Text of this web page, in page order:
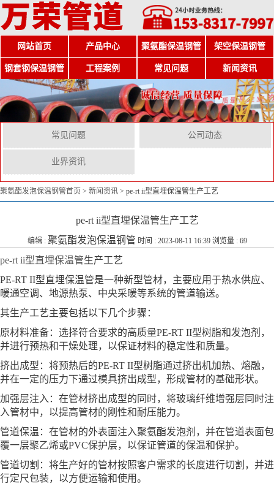
网站首页 产品中心 聚氨酯保温钢管 架空保温钢管
钢套钢保温钢管 工程案例 常见问题 新闻资讯
常见问题 公司动态
业界资讯
聚氨酯发泡保温钢管首页 > 新闻资讯 > pe-rt ii型直埋保温管生产工艺
pe-rt ii型直埋保温管生产工艺
编辑 : 聚氨酯发泡保温钢管 时间 : 2023-08-11 16:39 浏览量 : 69
pe-rt ii型直埋保温管生产工艺
PE-RT II型直埋保温管是一种新型管材，主要应用于热水供应、
暖通空调、地源热泵、中央采暖等系统的管道输送。
其生产工艺主要包括以下几个步骤：
原材料准备：选择符合要求的高质量PE-RT II型树脂和发泡剂，
并进行预热和干燥处理，以保证材料的稳定性和质量。
挤出成型：将预热后的PE-RT II型树脂通过挤出机加热、熔融，
并在一定的压力下通过模具挤出成型，形成管材的基础形状。
加强层注入：在管材挤出成型的同时，将玻璃纤维增强层同时注
入管材中，以提高管材的刚性和耐压能力。
管道保温：在管材的外表面注入聚氨酯发泡剂，并在管道表面包
覆一层聚乙烯或PVC保护层，以保证管道的保温和保护。
管道切割：将生产好的管材按照客户需求的长度进行切割，并进
行定尺包装，以方便运输和使用。